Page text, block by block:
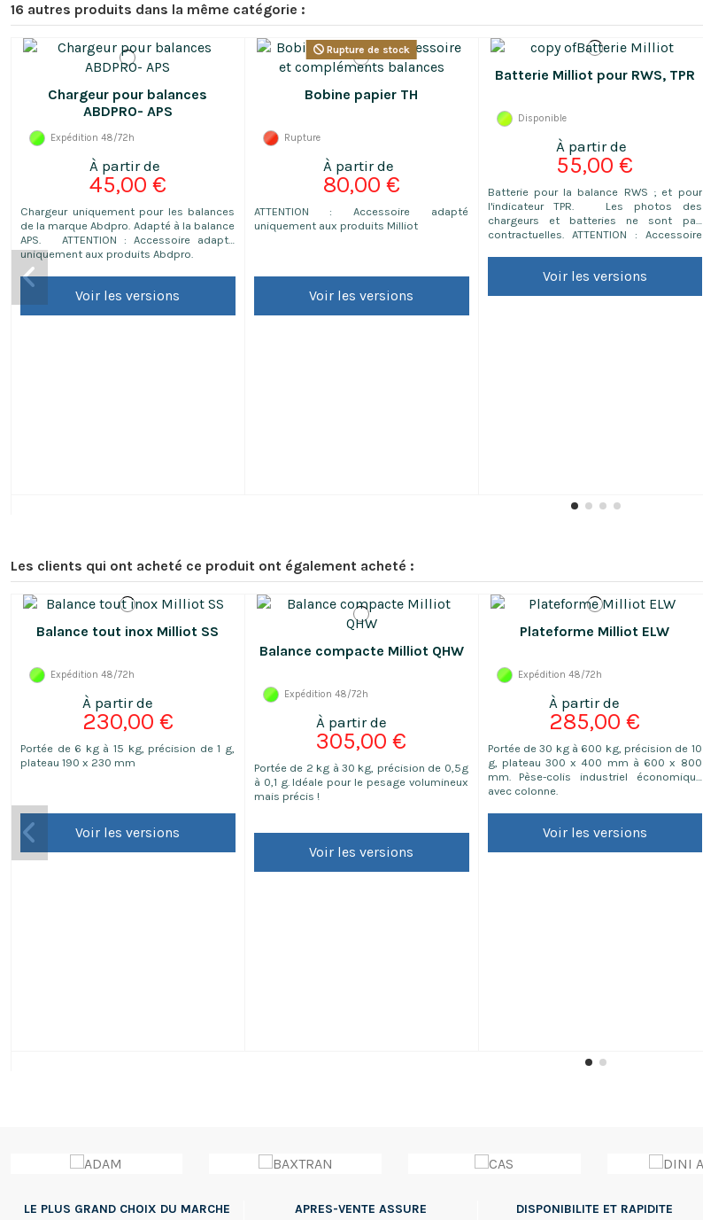
16 autres produits dans la même catégorie :
Chargeur pour balances
ABDPRO- APS
Expédition 48/72h
45,00 €
Chargeur uniquement pour les balances
de la marque Abdpro. Adapté à la balance
APS. ATTENTION : Accessoire adapté
uniquement aux produits Abdpro.
Voir les versions
Rupture de stock
Bobine papier TH
Rupture
80,00 €
ATTENTION : Accessoire adapté
uniquement aux produits Milliot
Voir les versions
Batterie Milliot pour RWS, TPR
Disponible
55,00 €
Batterie pour la balance RWS ; et pour
l'indicateur TPR. Les photos des
chargeurs et batteries ne sont pas
contractuelles. ATTENTION : Accessoire
Voir les versions
Les clients qui ont acheté ce produit ont également acheté :
Balance tout inox Milliot SS
Expédition 48/72h
230,00 €
Portée de 6 kg à 15 kg, précision de 1 g,
plateau 190 x 230 mm
Voir les versions
Balance compacte Milliot QHW
Expédition 48/72h
305,00 €
Portée de 2 kg à 30 kg, précision de 0,5g
à 0,1 g. Idéale pour le pesage volumineux
mais précis !
Voir les versions
Plateforme Milliot ELW
Expédition 48/72h
285,00 €
Portée de 30 kg à 600 kg, précision de 10
g, plateau 300 x 400 mm à 600 x 800
mm. Pèse-colis industriel économique
avec colonne.
Voir les versions
LE PLUS GRAND CHOIX DU MARCHE APRES-VENTE ASSURE DISPONIBILITE ET RAPIDITE